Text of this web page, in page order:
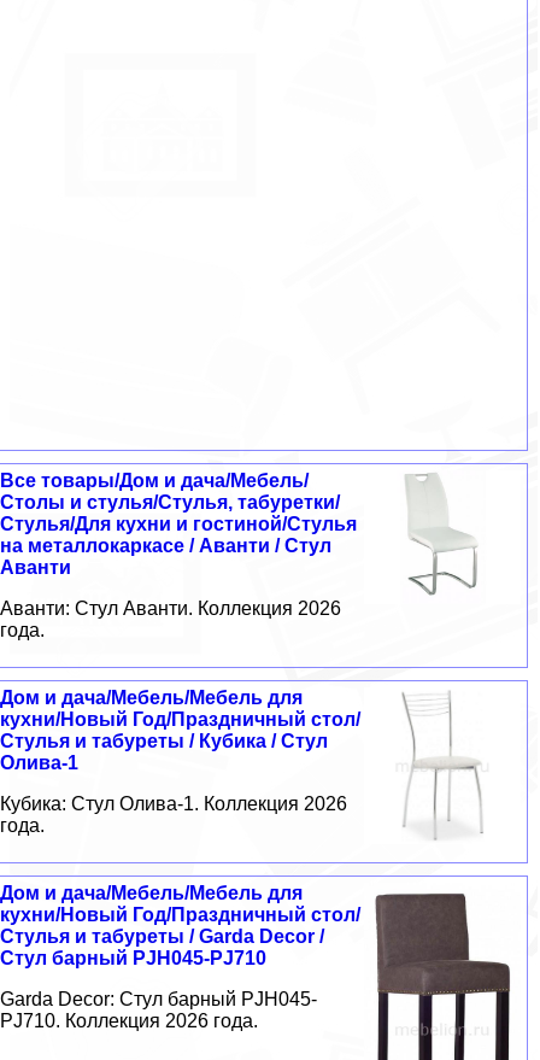
Все товары/Дом и дача/Мебель/
Столы и стулья/Стулья, табуретки/
Стулья/Для кухни и гостиной/Стулья
на металлокаркасе / Аванти / Стул
Аванти
Аванти: Стул Аванти. Коллекция 2026
года.
Дом и дача/Мебель/Мебель для
кухни/Новый Год/Праздничный стол/
Стулья и табуреты / Кубика / Стул
Олива-1
Кубика: Стул Олива-1. Коллекция 2026
года.
Дом и дача/Мебель/Мебель для
кухни/Новый Год/Праздничный стол/
Стулья и табуреты / Garda Decor /
Стул барный PJH045-PJ710
Garda Decor: Стул барный PJH045-
PJ710. Коллекция 2026 года.